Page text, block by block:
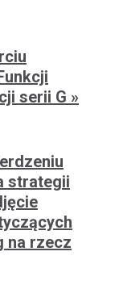
serii G
strategii
na rzecz